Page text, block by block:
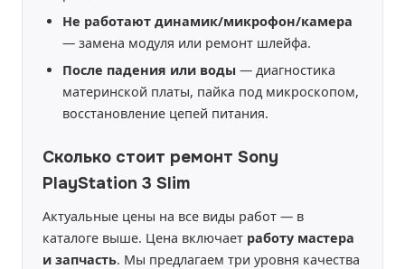
Не работают динамик/микрофон/камера
— замена модуля или ремонт шлейфа.
После падения или воды — диагностика
материнской платы, пайка под микроскопом,
восстановление цепей питания.
Сколько стоит ремонт Sony
PlayStation 3 Slim
Актуальные цены на все виды работ — в
каталоге выше. Цена включает работу мастера
и запчасть. Мы предлагаем три уровня качества